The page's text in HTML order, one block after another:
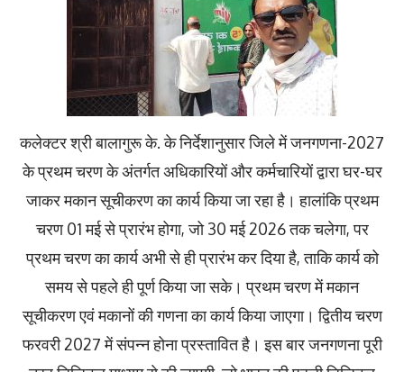
कलेक्टर श्री बालागुरू के. के निर्देशानुसार जिले में जनगणना-2027
के प्रथम चरण के अंतर्गत अधिकारियों और कर्मचारियों द्वारा घर-घर
जाकर मकान सूचीकरण का कार्य किया जा रहा है। हालांकि प्रथम
चरण 01 मई से प्रारंभ होगा, जो 30 मई 2026 तक चलेगा, पर
प्रथम चरण का कार्य अभी से ही प्रारंभ कर दिया है, ताकि कार्य को
समय से पहले ही पूर्ण किया जा सके। प्रथम चरण में मकान
सूचीकरण एवं मकानों की गणना का कार्य किया जाएगा। द्वितीय चरण
फरवरी 2027 में संपन्न होना प्रस्तावित है। इस बार जनगणना पूरी